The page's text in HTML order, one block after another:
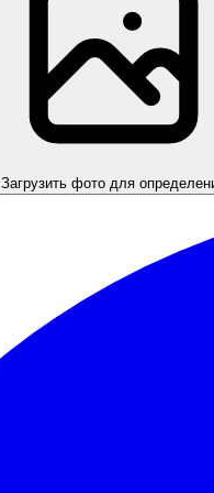
Загрузить фото для